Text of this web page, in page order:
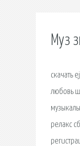
Муз
скачать
любовь
релакс